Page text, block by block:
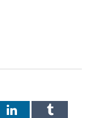
LinkedInTumblr